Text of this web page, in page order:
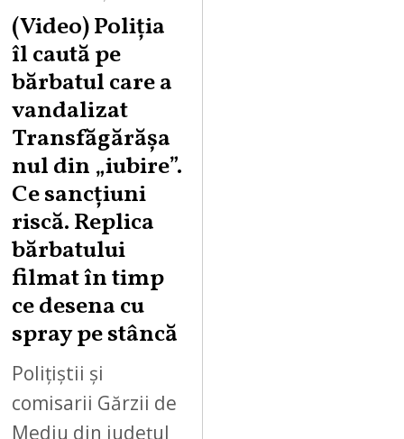
U
G
S
7
,
(Video) Poliția
îl caută pe
bărbatul care a
vandalizat
Transfăgărășa
nul din „iubire”.
Ce sancțiuni
riscă. Replica
bărbatului
filmat în timp
ce desena cu
spray pe stâncă
Polițiștii și
comisarii Gărzii de
Mediu din județul